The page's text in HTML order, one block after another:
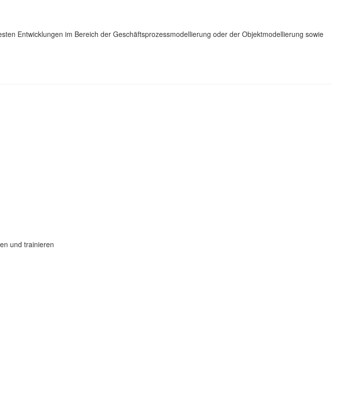
Entwicklungen im Bereich der Geschäftsprozessmodellierung oder der Objektmodellierung sowie
und trainieren